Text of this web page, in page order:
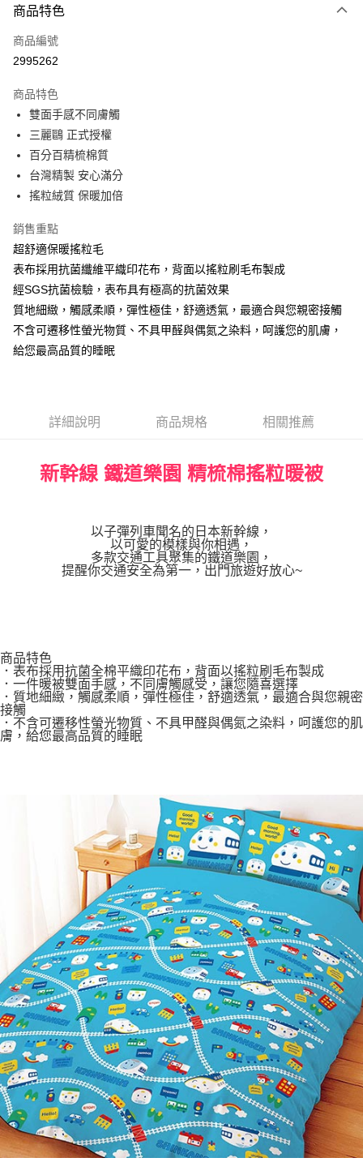
信用卡一次付款
超商取貨付款
Apple Pay
街口支付
悠遊付
Google Pay
ATM付款
運送方式
全家★依產品說明
每筆NT$60，滿NT$699(含以上)免運費
7-11★依產品說明
每筆NT$80，滿NT$699(含以上)免運費
商品特色
商品編號
2995262
商品特色
雙面手感不同膚觸
三麗鷗 正式授權
百分百精梳棉質
台灣精製 安心滿分
搖粒絨質 保暖加倍
銷售重點
超舒適保暖搖粒毛
表布採用抗菌纖維平織印花布，背面以搖粒刷毛布製成
經SGS抗菌檢驗，表布具有極高的抗菌效果
質地細緻，觸感柔順，彈性極佳，舒適透氣，最適合與您親密接觸
不含可遷移性螢光物質、不具甲醛與偶氮之染料，呵護您的肌膚，
給您最高品質的睡眠
詳細說明 商品規格 相關推薦
新幹線 鐵道樂園 精梳棉搖粒暖被
以子彈列車聞名的日本新幹線，
以可愛的模樣與你相遇，
多款交通工具聚集的鐵道樂園，
提醒你交通安全為第一，出門旅遊好放心~
商品特色
．表布採用抗菌全棉平織印花布，背面以搖粒刷毛布製成
．一件暖被雙面手感，不同膚觸感受，讓您隨喜選擇
．質地細緻，觸感柔順，彈性極佳，舒適透氣，最適合與您親密
接觸
．不含可遷移性螢光物質、不具甲醛與偶氮之染料，呵護您的肌
膚，給您最高品質的睡眠